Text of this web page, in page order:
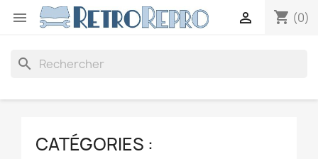
 shopping_cart (0)

search
CATÉGORIES :